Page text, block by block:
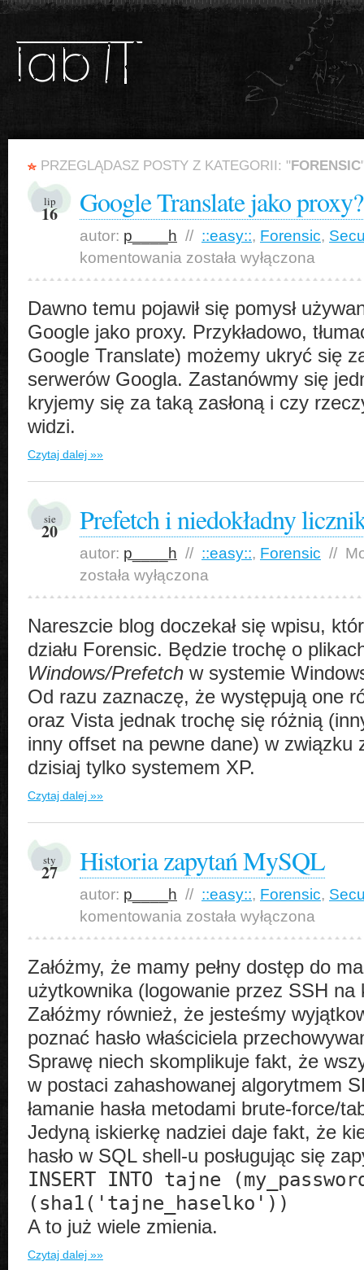
PRZEGLĄDASZ POSTY Z KATEGORII: "FORENSIC
lip
16 Google Translate jako proxy?
autor: p____h // ::easy::, Forensic,
komentowania
Google
Translate
jako
została wyłączona
Dawno temu pojawił się pomysł
Google jako proxy. Przykładowo,
Google Translate) możemy ukryć się
serwerów Googla. Zastanówmy się
kryjemy się za taką zasłoną i czy
widzi.
Czytaj dalej »»
sie
20 Prefetch i niedokładny
autor: p____h // ::easy::, Forensic //
została wyłączona
Nareszcie blog doczekał się wpisu,
działu Forensic. Będzie trochę o
Windows/Prefetch w systemie
Od razu zaznaczę, że występują one
oraz Vista jednak trochę się różnią
inny offset na pewne dane) w związku
dzisiaj tylko systemem XP.
Czytaj dalej »»
sty
27 Historia zapytań MySQL
autor: p____h // ::easy::, Forensic,
komentowania
Historia
zapytań
MySQL
została wyłączona
Załóżmy, że mamy pełny dostęp do
użytkownika (logowanie przez SSH na
Załóżmy również, że jesteśmy
poznać hasło właściciela
Sprawę niech skomplikuje fakt, że
w postaci zahashowanej algorytmem
łamanie hasła metodami brute-force/
Jedyną iskierkę nadziei daje fakt, że
hasło w SQL shell-u posługując się
INSERT INTO tajne
(sha1('tajne_haselko'))
A to już wiele zmienia.
Czytaj dalej »»